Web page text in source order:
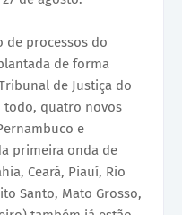
de processos do
de forma
de Justiça do
todo, quatro novos
e
primeira onda de
Ceará, Piauí, Rio
Santo, Mato Grosso,